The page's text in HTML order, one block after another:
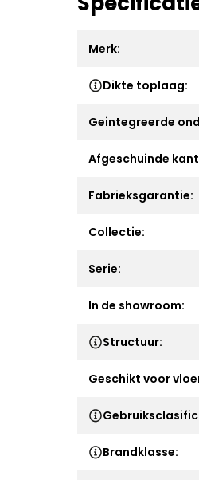
Merk:
Dikte toplaag:
Geintegreerde
Afgeschuinde
Fabrieksgarantie:
Collectie:
Serie:
In de showroom:
Structuur:
Geschikt voor
Brandklasse: